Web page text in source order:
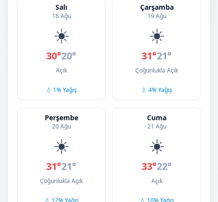
Salı
18 Ağu
☀️
30°20°
Açık
💧 1% Yağış
Çarşamba
19 Ağu
☀️
31°21°
Çoğunlukla Açık
💧 4% Yağış
Perşembe
20 Ağu
☀️
31°21°
Çoğunlukla Açık
💧 12% Yağış
Cuma
21 Ağu
☀️
33°22°
Açık
💧 10% Yağış